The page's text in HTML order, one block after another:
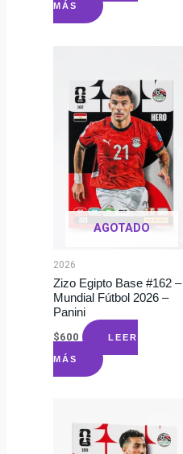
MÁS
AGOTADO
2026
Zizo Egipto Base #162 –
Mundial Fútbol 2026 –
Panini
$600 LEER
MÁS